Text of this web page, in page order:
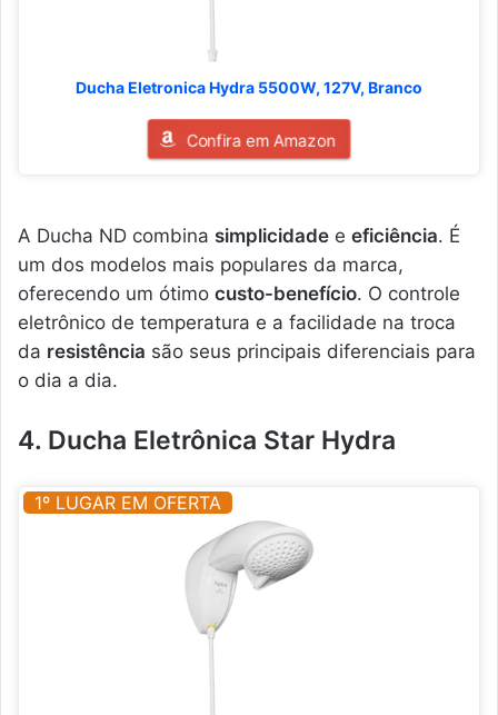
Ducha Eletronica Hydra 5500W, 127V, Branco
Confira em Amazon
A Ducha ND combina simplicidade e eficiência. É
um dos modelos mais populares da marca,
oferecendo um ótimo custo-benefício. O controle
eletrônico de temperatura e a facilidade na troca
da resistência são seus principais diferenciais para
o dia a dia.
4. Ducha Eletrônica Star Hydra
1º LUGAR EM OFERTA